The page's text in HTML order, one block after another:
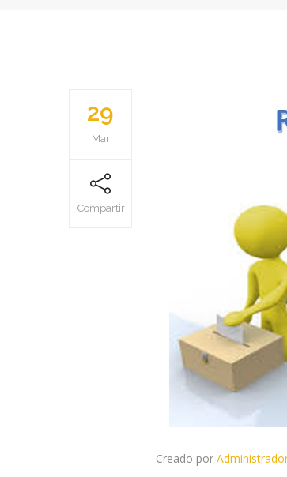
29
Mar
Compartir
Creado por